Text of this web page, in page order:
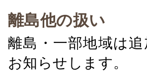
離島他の扱い
離島・一部地域は
お知らせします。